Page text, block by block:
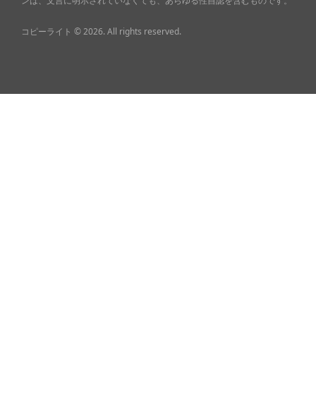
コピーライト © 2026. All rights reserved.